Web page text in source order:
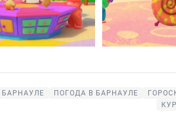
ПОГОДА В БАРНАУЛЕ